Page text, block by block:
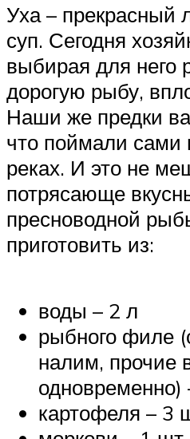
Уха – прекрасный
суп. Сегодня
выбирая для него
дорогую рыбу,
Наши же предки
что поймали
реках. И это не
потрясающе
пресноводной
приготовить из:
воды – 2 л
рыбного филе
налим, прочие
одновременно)
картофеля – 3